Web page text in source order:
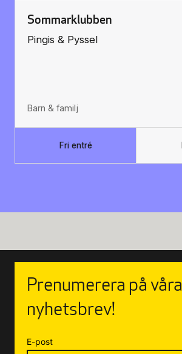
Sommarklubben
Pingis & Pyssel
Barn & familj
Fri entré
Prenumerera på våra
nyhetsbrev!
E-post